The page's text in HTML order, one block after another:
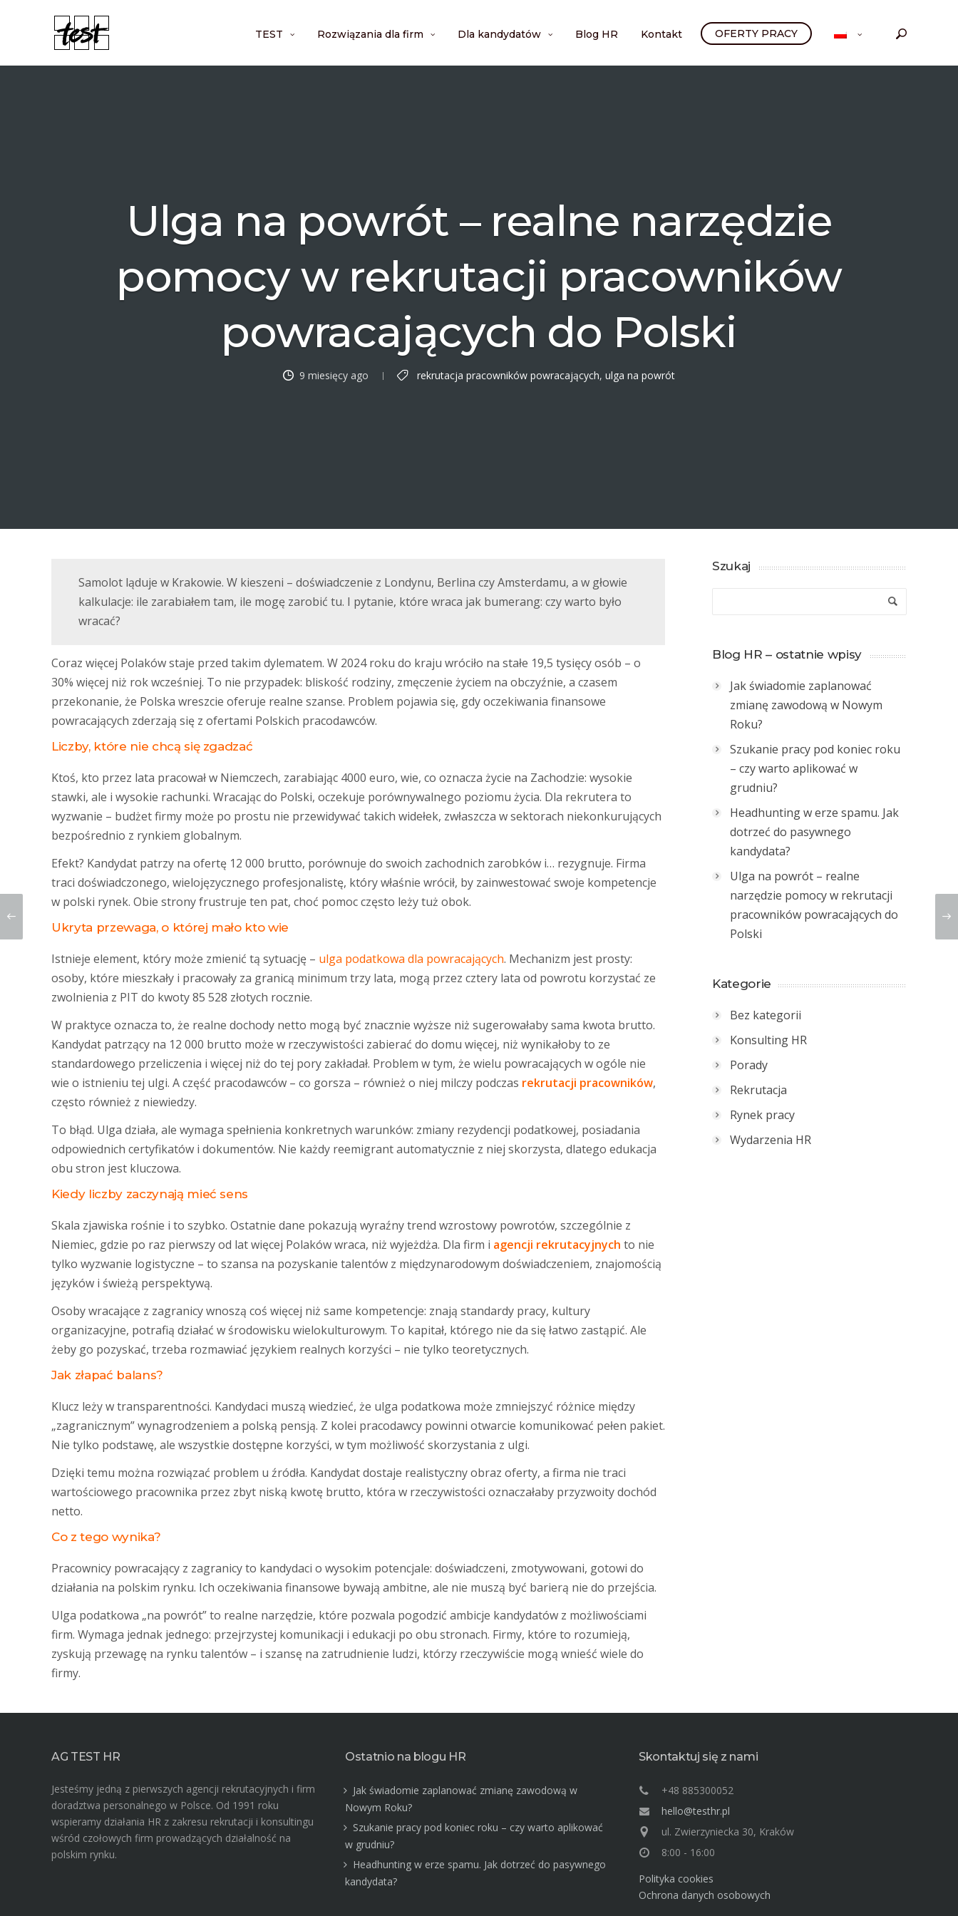
TEST Rozwiązania dla firm Dla kandydatów Blog HR Kontakt OFERTY PRACY
Ulga na powrót – realne narzędzie
pomocy w rekrutacji pracowników
powracających do Polski
9 miesięcy ago rekrutacja pracowników powracających, ulga na powrót
Samolot ląduje w Krakowie. W kieszeni – doświadczenie z Londynu, Berlina czy Amsterdamu, a w głowie
kalkulacje: ile zarabiałem tam, ile mogę zarobić tu. I pytanie, które wraca jak bumerang: czy warto było
wracać?
Coraz więcej Polaków staje przed takim dylematem. W 2024 roku do kraju wróciło na stałe 19,5 tysięcy osób – o
30% więcej niż rok wcześniej. To nie przypadek: bliskość rodziny, zmęczenie życiem na obczyźnie, a czasem
przekonanie, że Polska wreszcie oferuje realne szanse. Problem pojawia się, gdy oczekiwania finansowe
powracających zderzają się z ofertami Polskich pracodawców.
Liczby, które nie chcą się zgadzać
Ktoś, kto przez lata pracował w Niemczech, zarabiając 4000 euro, wie, co oznacza życie na Zachodzie: wysokie
stawki, ale i wysokie rachunki. Wracając do Polski, oczekuje porównywalnego poziomu życia. Dla rekrutera to
wyzwanie – budżet firmy może po prostu nie przewidywać takich widełek, zwłaszcza w sektorach niekonkurujących
bezpośrednio z rynkiem globalnym.
Efekt? Kandydat patrzy na ofertę 12 000 brutto, porównuje do swoich zachodnich zarobków i… rezygnuje. Firma
traci doświadczonego, wielojęzycznego profesjonalistę, który właśnie wrócił, by zainwestować swoje kompetencje
w polski rynek. Obie strony frustruje ten pat, choć pomoc często leży tuż obok.
Ukryta przewaga, o której mało kto wie
Istnieje element, który może zmienić tą sytuację – ulga podatkowa dla powracających. Mechanizm jest prosty:
osoby, które mieszkały i pracowały za granicą minimum trzy lata, mogą przez cztery lata od powrotu korzystać ze
zwolnienia z PIT do kwoty 85 528 złotych rocznie.
W praktyce oznacza to, że realne dochody netto mogą być znacznie wyższe niż sugerowałaby sama kwota brutto.
Kandydat patrzący na 12 000 brutto może w rzeczywistości zabierać do domu więcej, niż wynikałoby to ze
standardowego przeliczenia i więcej niż do tej pory zakładał. Problem w tym, że wielu powracających w ogóle nie
wie o istnieniu tej ulgi. A część pracodawców – co gorsza – również o niej milczy podczas rekrutacji pracowników,
często również z niewiedzy.
To błąd. Ulga działa, ale wymaga spełnienia konkretnych warunków: zmiany rezydencji podatkowej, posiadania
odpowiednich certyfikatów i dokumentów. Nie każdy reemigrant automatycznie z niej skorzysta, dlatego edukacja
obu stron jest kluczowa.
Kiedy liczby zaczynają mieć sens
Skala zjawiska rośnie i to szybko. Ostatnie dane pokazują wyraźny trend wzrostowy powrotów, szczególnie z
Niemiec, gdzie po raz pierwszy od lat więcej Polaków wraca, niż wyjeżdża. Dla firm i agencji rekrutacyjnych to nie
tylko wyzwanie logistyczne – to szansa na pozyskanie talentów z międzynarodowym doświadczeniem, znajomością
języków i świeżą perspektywą.
Osoby wracające z zagranicy wnoszą coś więcej niż same kompetencje: znają standardy pracy, kultury
organizacyjne, potrafią działać w środowisku wielokulturowym. To kapitał, którego nie da się łatwo zastąpić. Ale
żeby go pozyskać, trzeba rozmawiać językiem realnych korzyści – nie tylko teoretycznych.
Jak złapać balans?
Klucz leży w transparentności. Kandydaci muszą wiedzieć, że ulga podatkowa może zmniejszyć różnice między
„zagranicznym” wynagrodzeniem a polską pensją. Z kolei pracodawcy powinni otwarcie komunikować pełen pakiet.
Nie tylko podstawę, ale wszystkie dostępne korzyści, w tym możliwość skorzystania z ulgi.
Dzięki temu można rozwiązać problem u źródła. Kandydat dostaje realistyczny obraz oferty, a firma nie traci
wartościowego pracownika przez zbyt niską kwotę brutto, która w rzeczywistości oznaczałaby przyzwoity dochód
netto.
Co z tego wynika?
Pracownicy powracający z zagranicy to kandydaci o wysokim potencjale: doświadczeni, zmotywowani, gotowi do
działania na polskim rynku. Ich oczekiwania finansowe bywają ambitne, ale nie muszą być barierą nie do przejścia.
Ulga podatkowa „na powrót” to realne narzędzie, które pozwala pogodzić ambicje kandydatów z możliwościami
firm. Wymaga jednak jednego: przejrzystej komunikacji i edukacji po obu stronach. Firmy, które to rozumieją,
zyskują przewagę na rynku talentów – i szansę na zatrudnienie ludzi, którzy rzeczywiście mogą wnieść wiele do
firmy.
Szukaj
Blog HR – ostatnie wpisy
Jak świadomie zaplanować
zmianę zawodową w Nowym
Roku?
Szukanie pracy pod koniec roku
– czy warto aplikować w
grudniu?
Headhunting w erze spamu. Jak
dotrzeć do pasywnego
kandydata?
Ulga na powrót – realne
narzędzie pomocy w rekrutacji
pracowników powracających do
Polski
Kategorie
Bez kategorii
Konsulting HR
Porady
Rekrutacja
Rynek pracy
Wydarzenia HR
AG TEST HR
Jesteśmy jedną z pierwszych agencji rekrutacyjnych i firm
doradztwa personalnego w Polsce. Od 1991 roku
wspieramy działania HR z zakresu rekrutacji i konsultingu
wśród czołowych firm prowadzących działalność na
polskim rynku.
Ostatnio na blogu HR
Jak świadomie zaplanować zmianę zawodową w
Nowym Roku?
Szukanie pracy pod koniec roku – czy warto aplikować
w grudniu?
Headhunting w erze spamu. Jak dotrzeć do pasywnego
kandydata?
Skontaktuj się z nami
+48 885300052
hello@testhr.pl
ul. Zwierzyniecka 30, Kraków
8:00 - 16:00
Polityka cookies
Ochrona danych osobowych